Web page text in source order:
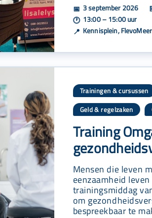
📅 3 september 2026
🕐 13:00 – 15:00 uur
📍 Kennisplein,
Trainingen & cursussen
Geld & regelzaken
,
Training
Mensen die leven
eenzaamheid
trainingsmiddag
om
bespreekbaar te